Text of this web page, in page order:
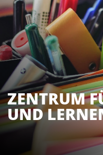
ZENTRUM
UND